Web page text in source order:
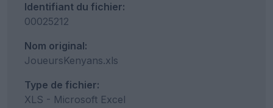
Identifiant du fichier:
00025212
Nom original:
JoueursKenyans.xls
Type de fichier:
XLS - Microsoft Excel